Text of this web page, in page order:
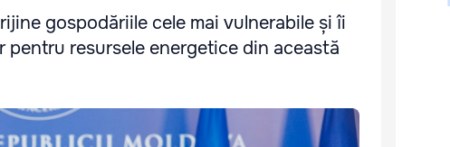
gospodăriile cele mai vulnerabile și îi
resursele energetice din această